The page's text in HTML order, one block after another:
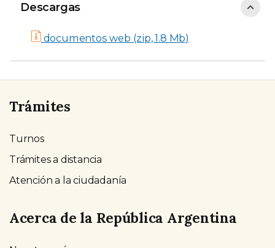
Descargas
Descargas
documentos web (zip, 1.8 Mb)
Trámites
Turnos
Trámites a distancia
Atención a la ciudadanía
Acerca de la República Argentina